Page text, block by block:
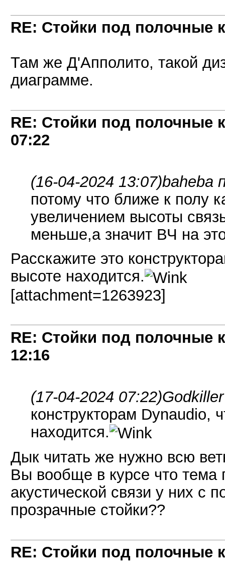
RE: Стойки под полочные
Там же Д'Апполито, такой
диаграмме.
RE: Стойки под полочные
07:22
(16-04-2024 13:07)baheba
потому что ближе к полу
увеличением высоты
меньше,а значит ВЧ на
Расскажите это
высоте находится.
[attachment=1263923]
RE: Стойки под полочные
12:16
(17-04-2024 07:22)
конструкторам Dynaudio,
находится.
Дык читать же нужно всю
Вы вообще в курсе что тема
акустической связи у них с
прозрачные стойки??
RE: Стойки под полочные